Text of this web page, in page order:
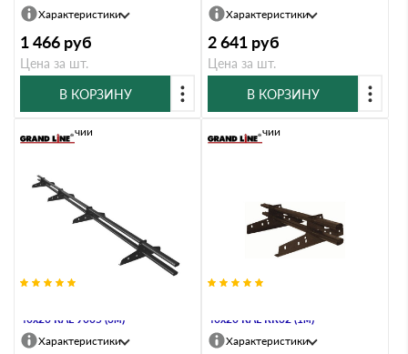
Характеристики
1 466 руб
Цена за шт.
В КОРЗИНУ
Характеристики
2 641 руб
Цена за шт.
В КОРЗИНУ
40х20 RAL 9005 (3м)
В наличии
Характеристики
40х20 RAL RR32 (1м)
В наличии
Характеристики